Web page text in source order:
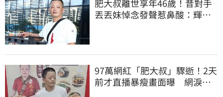
肥大叔離世享年46歲！昔對手
丟丟妹悼念發聲惹鼻酸：輝哥
97萬網紅「肥大叔」驟逝！2天
前才直播暴瘦畫面曝 網淚